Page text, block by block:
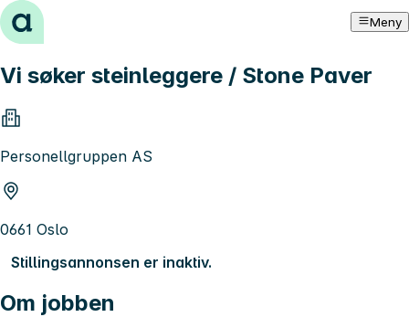
Hopp til innhold Meny
Vi søker steinleggere / Stone Paver
Personellgruppen AS
0661 Oslo
Stillingsannonsen er inaktiv.
Om jobben